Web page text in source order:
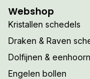
Webshop
Kristallen schedels
Draken & Raven
Dolfijnen &
Engelen bollen